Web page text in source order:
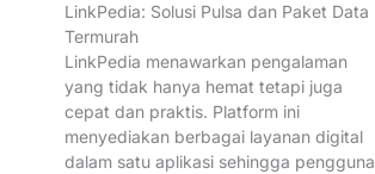
LinkPedia: Solusi Pulsa dan Paket Data
Termurah
LinkPedia menawarkan pengalaman
yang tidak hanya hemat tetapi juga
cepat dan praktis. Platform ini
menyediakan berbagai layanan digital
dalam satu aplikasi sehingga pengguna